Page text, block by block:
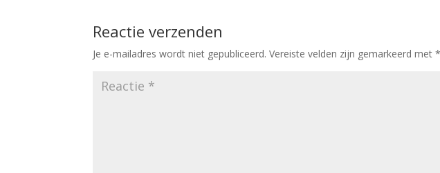
Reactie verzenden
Je e-mailadres wordt niet gepubliceerd. Vereiste velden zijn gemarkeerd met*